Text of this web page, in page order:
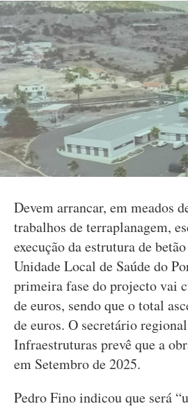
Devem arrancar, em meados
trabalhos de terraplanagem,
execução da estrutura de
Unidade Local de Saúde do
primeira fase do projecto vai
de euros, sendo que o total
de euros. O secretário
Infraestruturas prevê que a
em Setembro de 2025.
Pedro Fino indicou que será